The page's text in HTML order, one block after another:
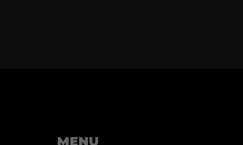
MENU